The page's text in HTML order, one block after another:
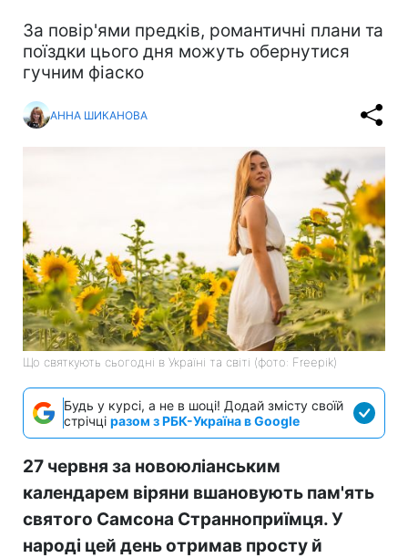
За повір'ями предків, романтичні плани та
поїздки цього дня можуть обернутися
гучним фіаско
АННА ШИКАНОВА
Що святкують сьогодні в Україні та світі (фото: Freepik)
Будь у курсі, а не в шоці! Додай змісту своїй
стрічці разом з РБК-Україна в Google
27 червня за новоюліанським
календарем віряни вшановують пам'ять
святого Самсона Странноприїмця. У
народі цей день отримав просту й